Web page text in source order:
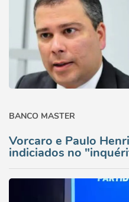
BANCO MASTER
Vorcaro e Paulo
indiciados no